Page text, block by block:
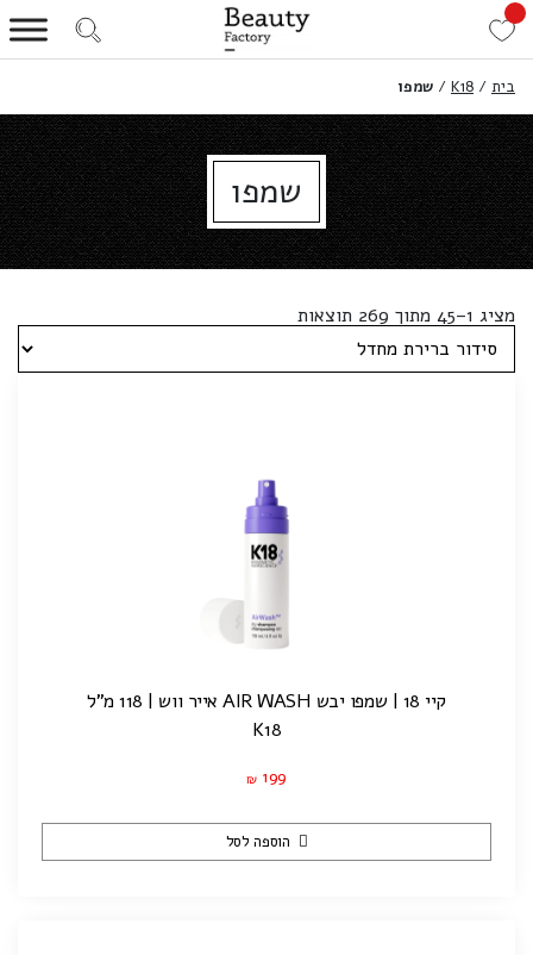
בית /
K18
/ שמפו
שמפו
מציג 1–45 מתוך 269 תוצאות
קיי 18 | שמפו יבש AIR WASH אייר ווש | 118 מ"ל
K18
₪ 199
הוספה לסל